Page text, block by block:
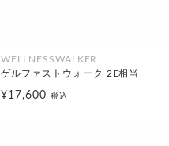
WELLNESSWALKER
ゲルファストウォーク 2E相当
¥17,600 税込